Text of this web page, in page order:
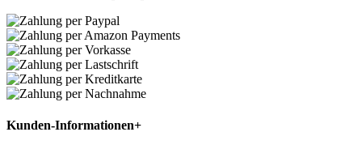
Kunden-Informationen+